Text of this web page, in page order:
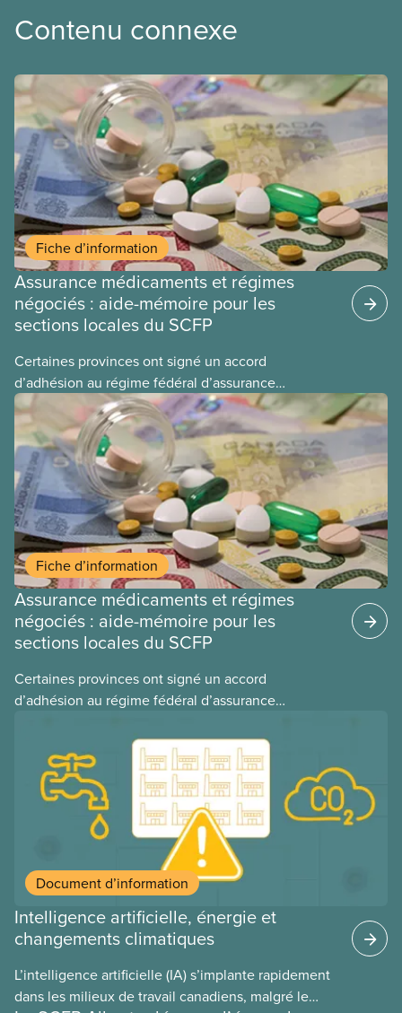
Contenu connexe
Fiche d’information
Assurance médicaments et régimes
négociés : aide-mémoire pour les
sections locales du SCFP
Certaines provinces ont signé un accord
d’adhésion au régime fédéral d’assurance
médicaments. Les sections locales du SCFP dans
ces provinces s’interrogent sur l’incidence que ce
régime pourrait avoir sur leurs avantages
sociaux actuels.
Fiche d’information
Assurance médicaments et régimes
négociés : aide-mémoire pour les
sections locales du SCFP
Certaines provinces ont signé un accord
d’adhésion au régime fédéral d’assurance
ces provinces s’interrogent sur l’incidence que ce
régime pourrait avoir sur leurs avantages
sociaux actuels.
Document d’information
Intelligence artificielle, énergie et
changements climatiques
L’intelligence artificielle (IA) s’implante rapidement
dans les milieux de travail canadiens, malgré le